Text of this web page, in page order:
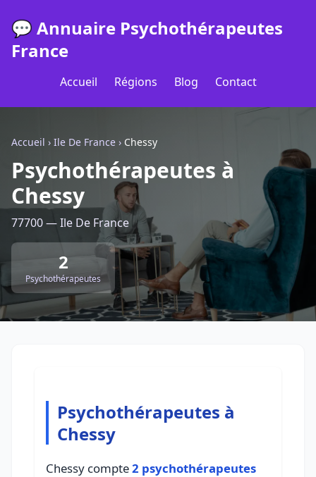
💬 Annuaire Psychothérapeutes
France
Accueil Régions Blog Contact
Accueil › Ile De France › Chessy
Psychothérapeutes à
Chessy
77700 — Ile De France
2
Psychothérapeutes
Psychothérapeutes à
Chessy
Chessy compte2 psychothérapeutes